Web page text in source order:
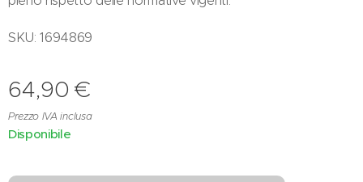
SKU: 1694869
64,90 €
Prezzo IVA inclusa
Disponibile